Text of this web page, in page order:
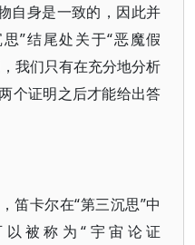
自身是一致的，因此并
”结尾处关于“恶魔假
我们只有在充分地分析
个证明之后才能给出答
笛卡尔在“第三沉思”中
被称为“宇宙论证